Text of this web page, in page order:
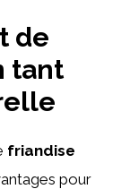
de
tant
friandise
pour